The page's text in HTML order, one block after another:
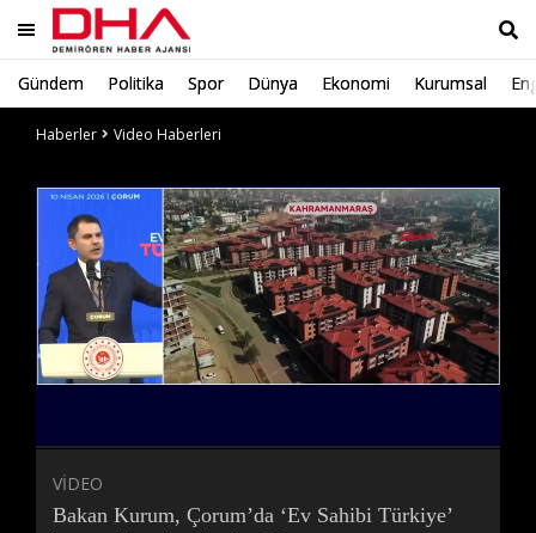
Gündem Politika Spor Dünya Ekonomi Kurumsal
Haberler
Video Haberleri
0%
0%
VİDEO
Bakan Kurum, Çorum’da ‘Ev Sahibi Türkiye’